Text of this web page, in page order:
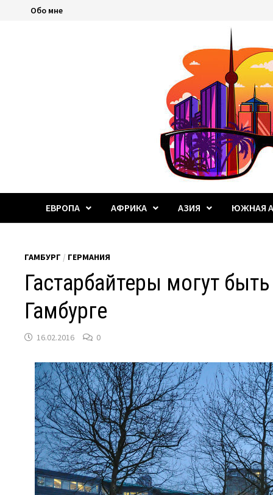
ПерейтиОбо мне
ЕВРОПА АФРИКА АЗИЯ ЮЖНАЯ
ГАМБУРГ / ГЕРМАНИЯ
Гастарбайтеры могут
Гамбурге
16.02.2016 0